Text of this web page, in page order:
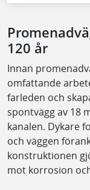
120 år
Innan
omfattande
farleden och
spontvägg av 18
kanalen. Dykare
och väggen
konstruktionen
mot korrosion